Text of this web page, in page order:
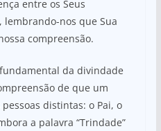
entre os Seus
lembrando-nos que Sua
compreensão.
da divindade
de que um
distintas: o Pai, o
a palavra “Trindade”